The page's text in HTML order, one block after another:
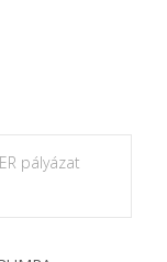
pályázat